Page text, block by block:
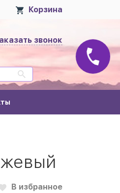
Корзина
звонок
В избранное